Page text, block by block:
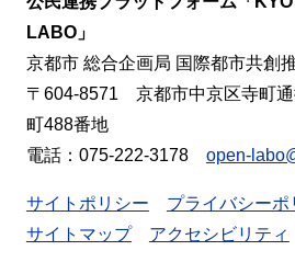
LABO」
京都市 総合企画局 国際都市共創
〒604-8571 京都市中京区寺町
町488番地
電話：075-222-3178 open-
サイトポリシー
プライバシーポ
サイトマップ
アクセシビリティ